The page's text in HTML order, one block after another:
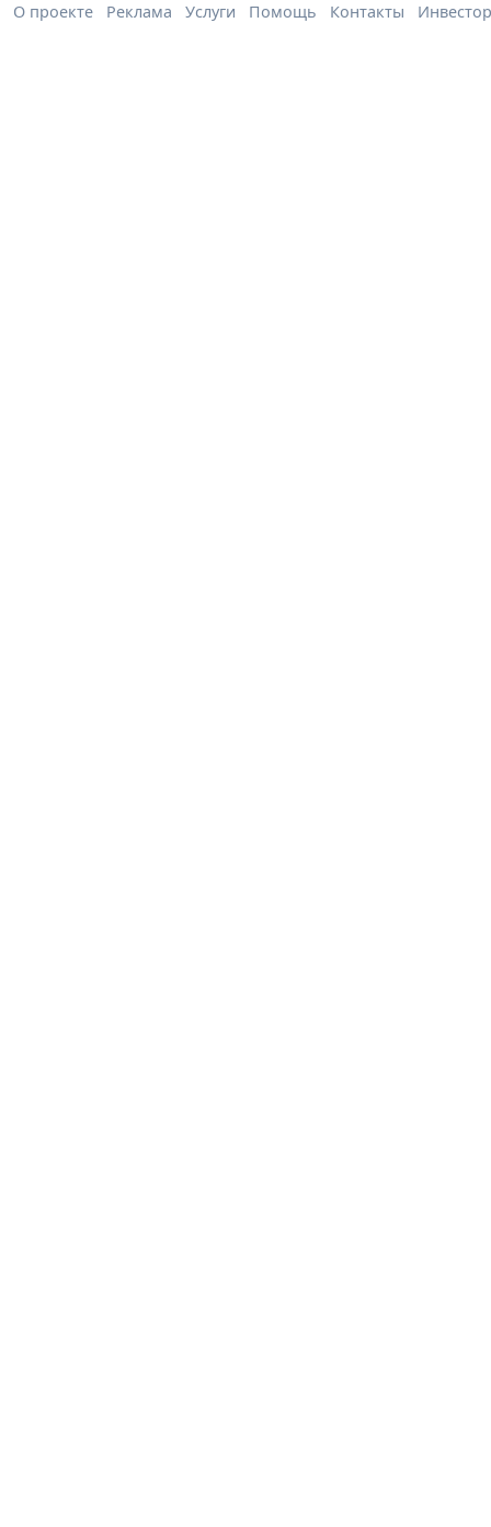
О проекте Реклама Услуги Помощь Контакты